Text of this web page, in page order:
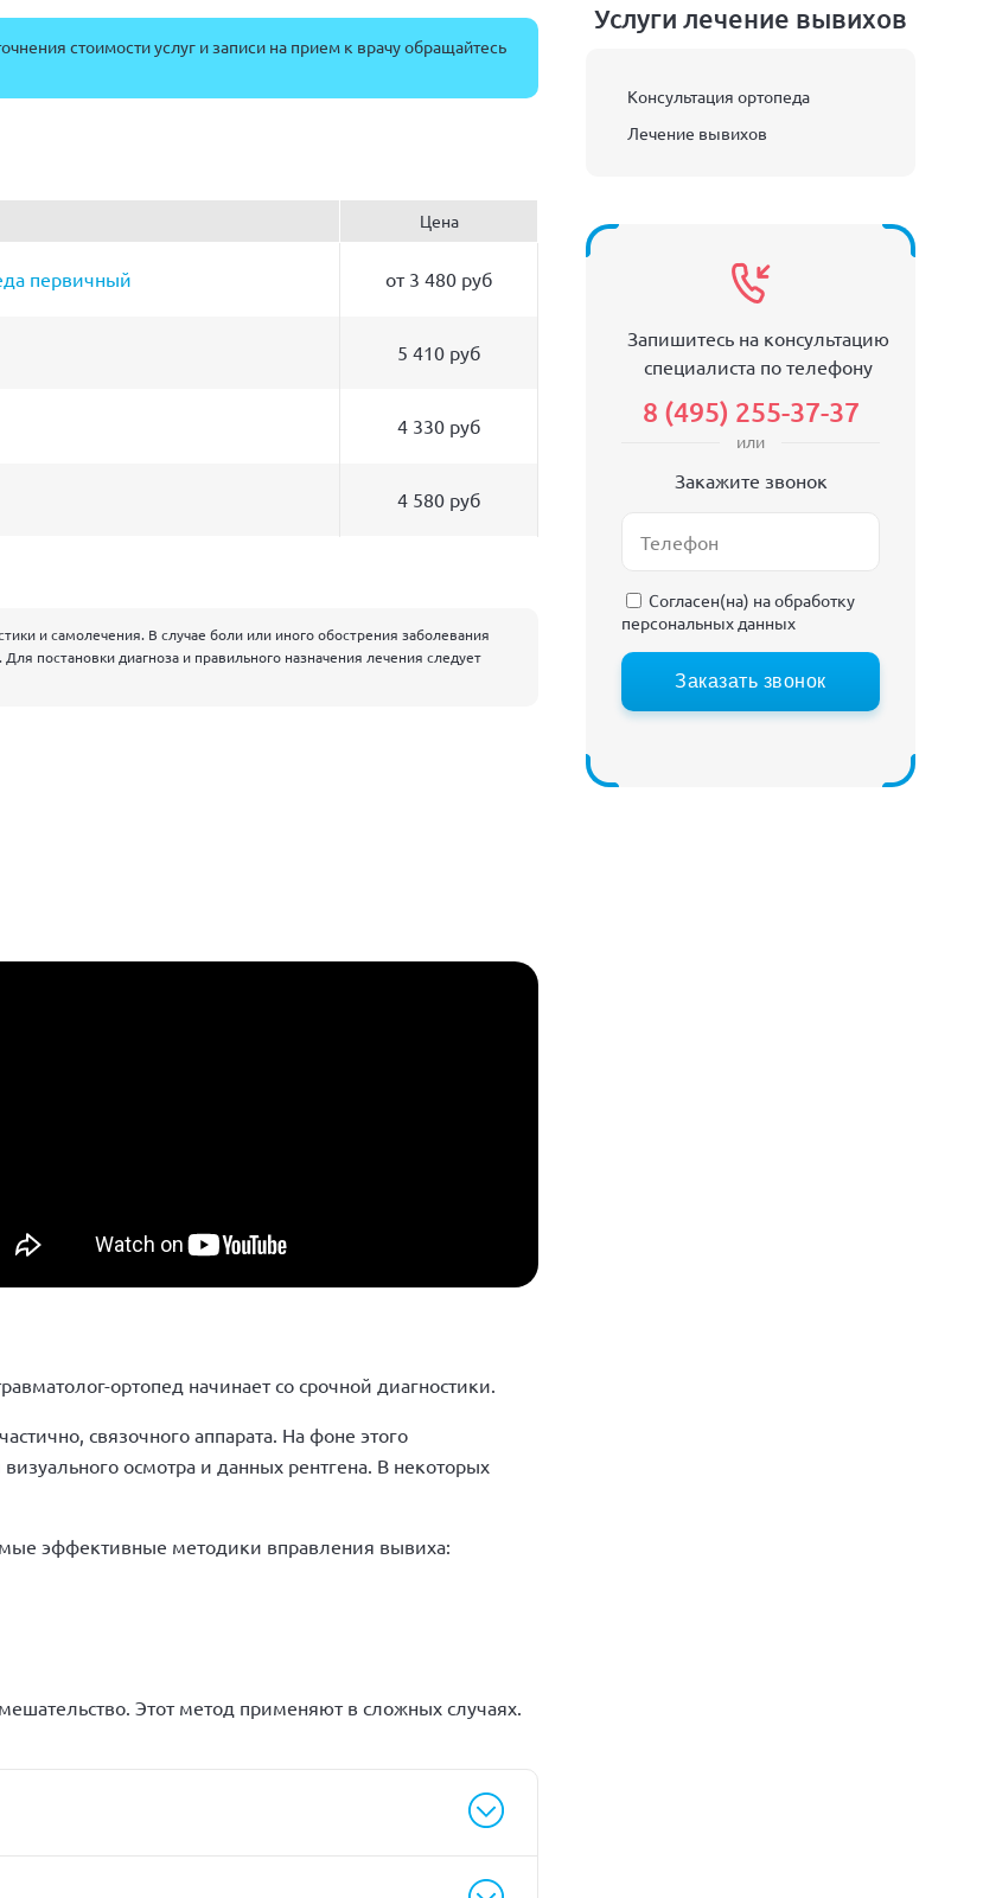
стоимости услуг и записи на прием к врачу обращайтесь
Цена
первичный от 3 480 руб
5 410 руб
4 330 руб
4 580 руб
и самолечения. В случае боли или иного обострения заболевания
постановки диагноза и правильного назначения лечения следует
ортопед начинает со срочной диагностики.
связочного аппарата. На фоне этого
осмотра и данных рентгена. В некоторых
эффективные методики вправления вывиха:
Этот метод применяют в сложных случаях.
Услуги лечение вывихов
Консультация ортопеда
Лечение вывихов
Запишитесь на консультацию
специалиста по телефону
8 (495) 255-37-37
или
Закажите звонок
Согласен(на) наобработку
персональных данных
Заказать звонок